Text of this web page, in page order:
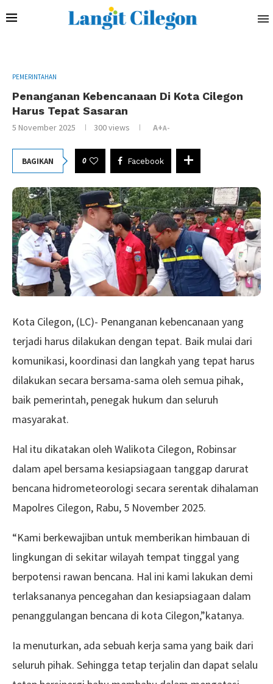
PEMERINTAHAN
Penanganan Kebencanaan Di Kota Cilegon
Harus Tepat Sasaran
5 November 2025 300views A+A-
BAGIKAN 0 Facebook
Kota Cilegon, (LC)- Penanganan kebencanaan yang
terjadi harus dilakukan dengan tepat. Baik mulai dari
komunikasi, koordinasi dan langkah yang tepat harus
dilakukan secara bersama-sama oleh semua pihak,
baik pemerintah, penegak hukum dan seluruh
masyarakat.
Hal itu dikatakan oleh Walikota Cilegon, Robinsar
dalam apel bersama kesiapsiagaan tanggap darurat
bencana hidrometeorologi secara serentak dihalaman
Mapolres Cilegon, Rabu, 5 November 2025.
“Kami berkewajiban untuk memberikan himbauan di
lingkungan di sekitar wilayah tempat tinggal yang
berpotensi rawan bencana. Hal ini kami lakukan demi
terlaksananya pencegahan dan kesiapsiagaan dalam
penanggulangan bencana di kota Cilegon,”katanya.
Ia menuturkan, ada sebuah kerja sama yang baik dari
seluruh pihak. Sehingga tetap terjalin dan dapat selalu